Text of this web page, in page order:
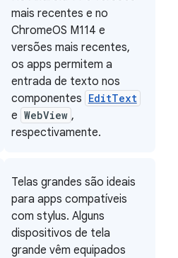
mais recentes e no
ChromeOS M114 e
versões mais recentes,
os apps permitem a
entrada de texto nos
componentes EditText
e WebView ,
respectivamente.
Telas grandes são ideais
para apps compatíveis
com stylus. Alguns
dispositivos de tela
grande vêm equipados